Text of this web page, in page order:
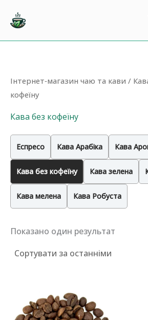
Інтернет‐магазин чаю та кави /
кофеїну
Кава без кофеїну
Еспресо Кава Арабіка Кава
Кава без кофеїну Кава зелена
Кава мелена Кава Робуста
Показано один результат